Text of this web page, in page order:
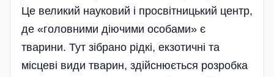
Це великий науковий і просвітницький центр,
де «головними діючими особами» є
тварини. Тут зібрано рідкі, екзотичні та
місцеві види тварин, здійснюється розробка